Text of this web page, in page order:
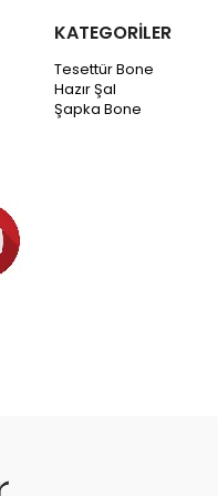
KATEGORİLER
Tesettür Bone
Hazır Şal
Şapka Bone